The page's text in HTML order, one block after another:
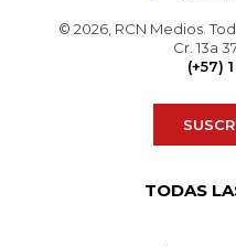
© 2026, RCN Medios.
Cr. 13a
(+57)
TODAS